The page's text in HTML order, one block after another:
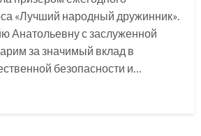
«Лучший народный дружинник».
Анатольевну с заслуженной
за значимый вклад в
безопасности и…